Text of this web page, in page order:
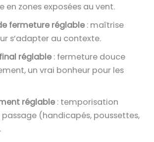
en zones exposées au vent.
fermeture réglable: maîtrise
s’adapter au contexte.
réglable: fermeture douce
un vrai bonheur pour les
réglable: temporisation
(handicapés, poussettes,